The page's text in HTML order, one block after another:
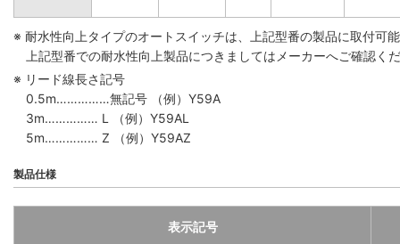
※ 耐水性向上タイプのオートスイッチは、上記型番の製品に取付可
上記型番での耐水性向上製品につきましてはメーカーへご確認く
※ リード線長さ記号
0.5m……………無記号 （例）Y59A
3m…………… L （例）Y59AL
5m…………… Z （例）Y59AZ
製品仕様
表示記号